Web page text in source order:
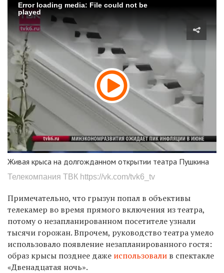
Error loading media: File could not be
played
Живая крыса на долгожданном открытии театра Пушкина
Телекомпания ТВК https://vk.com/tvk6_tv
Примечательно, что грызун попал в объективы
телекамер во время прямого включения из театра,
потому о незапланированном посетителе узнали
тысячи горожан. Впрочем, руководство театра умело
использовало появление незапланированного гостя:
образ крысы позднее даже использовали в спектакле
«Двенадцатая ночь».